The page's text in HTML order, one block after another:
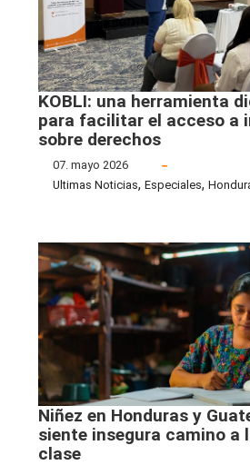
KOBLI: una herramienta
para facilitar el acceso a
sobre derechos
07. mayo 2026
Ultimas Noticias, Especiales,
Niñez en Honduras y
siente insegura camino a
clase